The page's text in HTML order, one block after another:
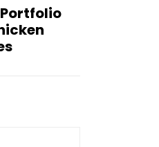
Portfolio